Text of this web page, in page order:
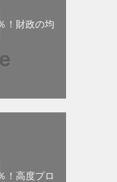
！財政の均
！高度プロ